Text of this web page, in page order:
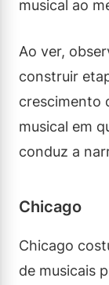
musical ao
Ao ver,
construir
crescimento
musical em
conduz a
Chicago
Chicago
de musicais